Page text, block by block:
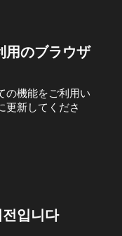
用のブラウザ
の機能をご利用い
更新してくださ
입니다